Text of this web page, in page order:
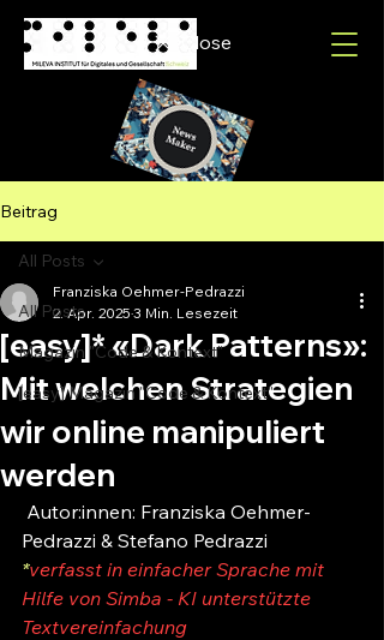
Close
Beitrag
All Posts
Magazin "Code & Kontext"
[easy] Magazin "Code & Kontext"
All Posts
[easy]* «Dark Patterns»:
Mit welchen Strategien
wir online manipuliert
werden
Franziska Oehmer-Pedrazzi
2. Apr. 2025 3 Min. Lesezeit
Autor:innen: Franziska Oehmer-
Pedrazzi & Stefano Pedrazzi
*verfasst in einfacher Sprache mit
Hilfe von Simba - KI unterstützte
Textvereinfachung